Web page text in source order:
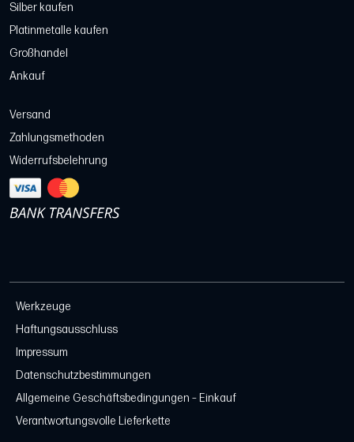
Silber kaufen
Platinmetalle kaufen
Großhandel
Ankauf
Versand
Zahlungsmethoden
Widerrufsbelehrung
Werkzeuge
Haftungsausschluss
Impressum
Datenschutzbestimmungen
Allgemeine Geschäftsbedingungen – Einkauf
Verantwortungsvolle Lieferkette